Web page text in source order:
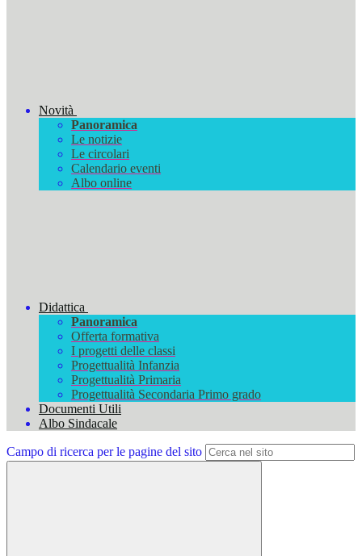
Novità
Panoramica
Le notizie
Le circolari
Calendario eventi
Albo online
Didattica
Panoramica
Offerta formativa
I progetti delle classi
Progettualità Infanzia
Progettualità Primaria
Progettualità Secondaria Primo grado
Documenti Utili
Albo Sindacale
Campo di ricerca per le pagine del sito